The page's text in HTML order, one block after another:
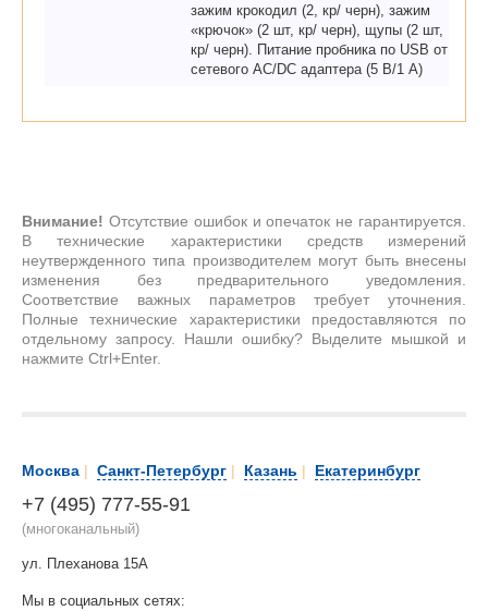
зажим крокодил (2, кр/ черн), зажим
«крючок» (2 шт, кр/ черн), щупы (2 шт,
кр/ черн). Питание пробника по USB от
сетевого AC/DC адаптера (5 В/1 А)
Внимание! Отсутствие ошибок и опечаток не гарантируется.
В технические характеристики средств измерений
неутвержденного типа производителем могут быть внесены
изменения без предварительного уведомления.
Соответствие важных параметров требует уточнения.
Полные технические характеристики предоставляются по
отдельному запросу. Нашли ошибку? Выделите мышкой и
нажмите Ctrl+Enter.
Москва | Санкт-Петербург | Казань | Екатеринбург
+7 (495) 777-55-91
(многоканальный)
ул. Плеханова 15А
Мы в социальных сетях: